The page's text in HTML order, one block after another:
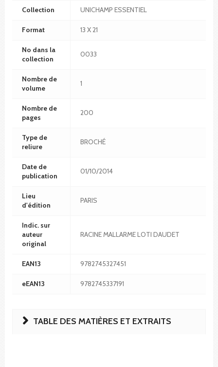
Collection UNICHAMP ESSENTIEL
Format 13 X 21
No dans la
collection
0033
Nombre de
volume
1
Nombre de
pages
200
Type de
reliure
BROCHÉ
Date de
publication
01/10/2014
Lieu
d'édition
PARIS
Indic. sur
auteur
original
RACINE MALLARME LOTI DAUDET
EAN13 9782745327451
eEAN13 9782745337191
TABLE DES MATIÈRES ET EXTRAITS